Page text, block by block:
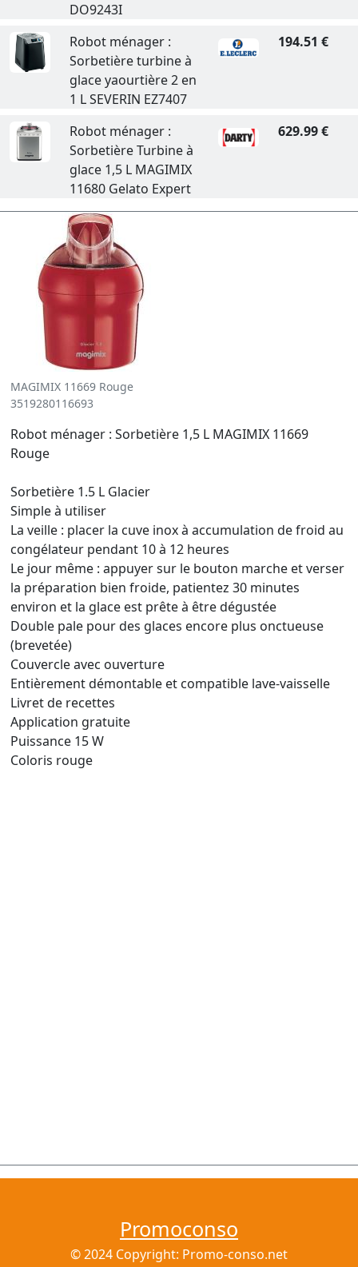
DO9243I
Robot ménager :
Sorbetière turbine à
glace yaourtière 2 en
1 L SEVERIN EZ7407
194.51 €
Robot ménager :
Sorbetière Turbine à
glace 1,5 L MAGIMIX
11680 Gelato Expert
629.99 €
MAGIMIX 11669 Rouge
3519280116693
Robot ménager : Sorbetière 1,5 L MAGIMIX 11669
Rouge
Sorbetière 1.5 L Glacier
Simple à utiliser
La veille : placer la cuve inox à accumulation de froid au
congélateur pendant 10 à 12 heures
Le jour même : appuyer sur le bouton marche et verser
la préparation bien froide, patientez 30 minutes
environ et la glace est prête à être dégustée
Double pale pour des glaces encore plus onctueuse
(brevetée)
Couvercle avec ouverture
Entièrement démontable et compatible lave-vaisselle
Livret de recettes
Application gratuite
Puissance 15 W
Coloris rouge
Promoconso
© 2024 Copyright: Promo-conso.net